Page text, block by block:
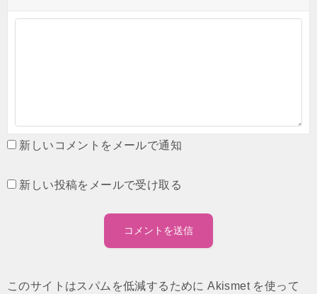
新しいコメントをメールで通知
新しい投稿をメールで受け取る
このサイトはスパムを低減するために Akismet を使って